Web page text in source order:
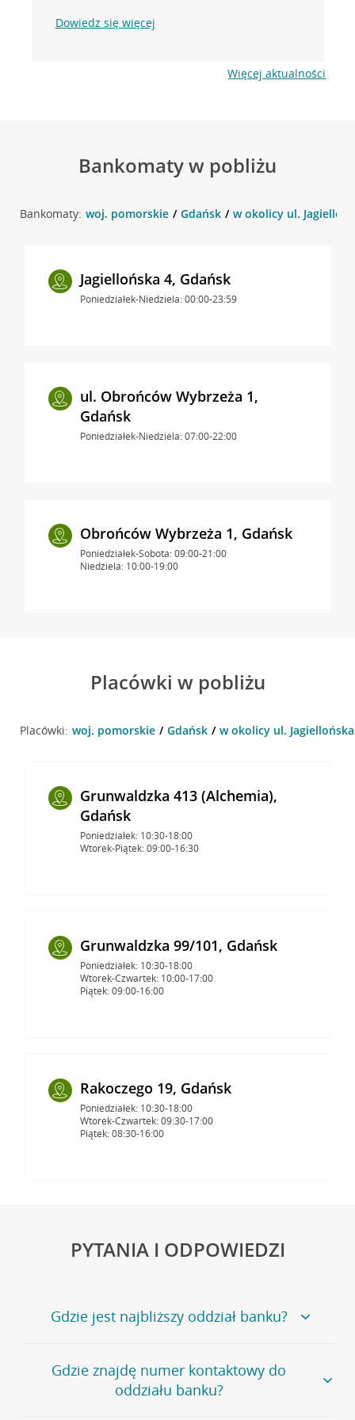
Dowiedz się więcej
Więcej aktualności
Bankomaty w pobliżu
Bankomaty: woj. pomorskie Gdańsk w okolicy ul.
Jagiellońska 4, Gdańsk
Poniedziałek-Niedziela: 00:00-23:59
ul. Obrońców Wybrzeża 1,
Gdańsk
Poniedziałek-Niedziela: 07:00-22:00
Obrońców Wybrzeża 1, Gdańsk
Poniedziałek-Sobota: 09:00-21:00
Niedziela: 10:00-19:00
Placówki w pobliżu
Placówki: woj. pomorskie Gdańsk w okolicy ul.
Grunwaldzka 413 (Alchemia),
Gdańsk
Poniedziałek: 10:30-18:00
Wtorek-Piątek: 09:00-16:30
Grunwaldzka 99/101, Gdańsk
Poniedziałek: 10:30-18:00
Wtorek-Czwartek: 10:00-17:00
Piątek: 09:00-16:00
Rakoczego 19, Gdańsk
Poniedziałek: 10:30-18:00
Wtorek-Czwartek: 09:30-17:00
Piątek: 08:30-16:00
PYTANIA I ODPOWIEDZI
Gdzie jest najbliższy oddział banku?
Jeśli szukasz oddziału naszego banku, zapraszamy na
stronęPlacówki i bankomaty, na której znajduje się
wygodna wyszukiwarka.
Gdzie znajdę numer kontaktowy do
oddziału banku?